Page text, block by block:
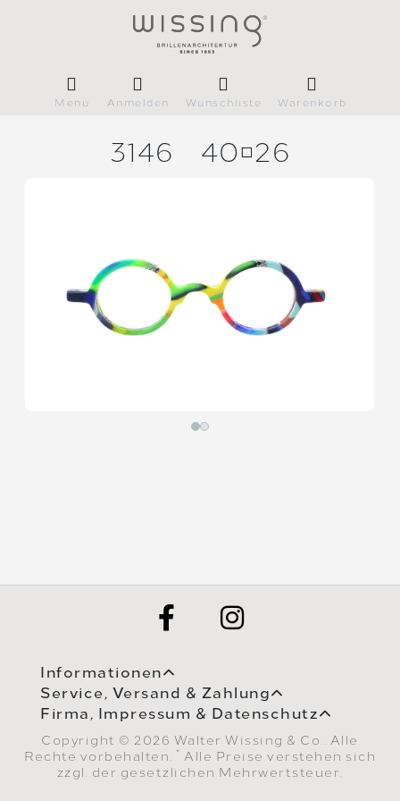
Menü Anmelden Wunschliste Warenkorb
3146 4026
Informationen
Service, Versand & Zahlung
Firma, Impressum & Datenschutz
Copyright © 2026 Walter Wissing & Co.. Alle
Rechte vorbehalten.
* Alle Preise verstehen sich
zzgl. der gesetzlichen Mehrwertsteuer.